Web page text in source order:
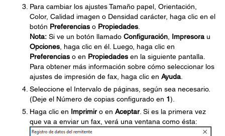
Para cambiar los ajustes Tamaño papel, Orientación,
Color, Calidad imagen o Densidad carácter, haga clic en el
botón Preferencias o Propiedades
Nota: Si ve un botón llamado Configuración Impresora u
Opciones , haga clic en él. Luego, haga clic en
Preferencias o en Propiedades en la siguiente pantalla.
Para obtener más información sobre cómo seleccionar los
ajustes de impresión de fax, haga clic en Ayuda
Seleccione el Intervalo de páginas, según sea necesario.
(Deje el Número de copias configurado en 1).
Haga clic en Imprimiro en Aceptar. Si es la primera vez
que va a enviar un fax, verá una ventana como ésta: